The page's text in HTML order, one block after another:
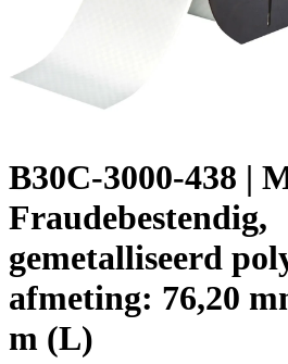
B30C-3000-438 |
Fraudebestendig,
gemetalliseerd
afmeting: 76,20
m (L)